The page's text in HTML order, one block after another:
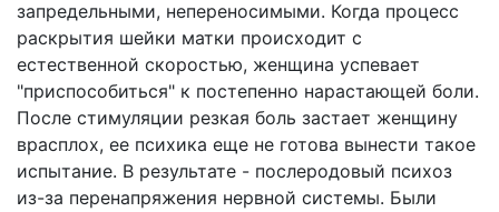
запредельными, непереносимыми. Когда процесс
раскрытия шейки матки происходит с
естественной скоростью, женщина успевает
"приспособиться" к постепенно нарастающей боли.
После стимуляции резкая боль застает женщину
врасплох, ее психика еще не готова вынести такое
испытание. В результате - послеродовый психоз
из-за перенапряжения нервной системы. Были